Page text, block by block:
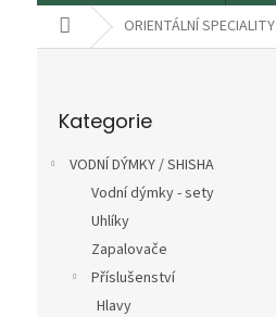
Domů ORIENTÁLNÍ SPECIALITY
kategorie
Kategorie
VODNÍ DÝMKY / SHISHA
Vodní dýmky - sety
Uhlíky
Zapalovače
Příslušenství
Hlavy